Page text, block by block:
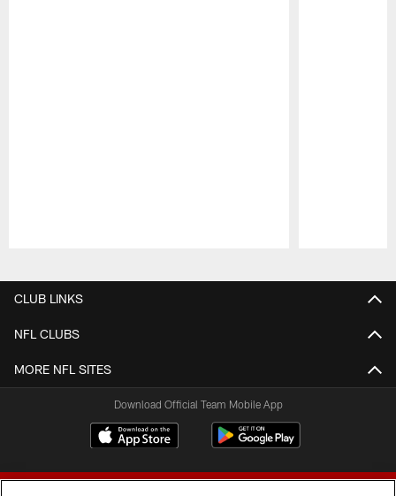
CLUB LINKS
NFL CLUBS
MORE NFL SITES
Download Official Team Mobile App